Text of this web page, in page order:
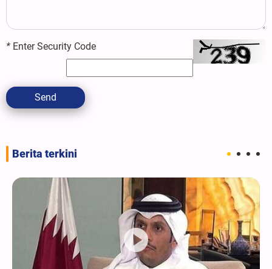
* Enter Security Code
Send
Berita terkini